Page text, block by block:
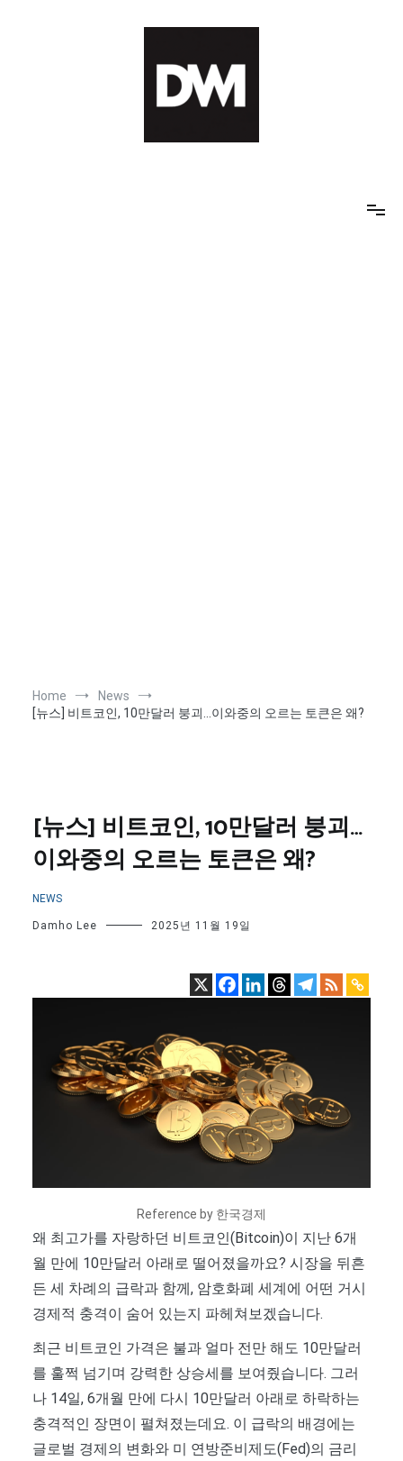
Home
News
[뉴스] 비트코인, 10만달러 붕괴…이와중의 오르는 토큰은 왜?
[뉴스] 비트코인, 10만달러 붕괴…
이와중의 오르는 토큰은 왜?
NEWS
Damho Lee 2025년 11월 19일
Reference by 한국경제
왜 최고가를 자랑하던 비트코인(Bitcoin)이 지난 6개
월 만에 10만달러 아래로 떨어졌을까요? 시장을 뒤흔
든 세 차례의 급락과 함께, 암호화폐 세계에 어떤 거시
경제적 충격이 숨어 있는지 파헤쳐보겠습니다.
최근 비트코인 가격은 불과 얼마 전만 해도 10만달러
를 훌쩍 넘기며 강력한 상승세를 보여줬습니다. 그러
나 14일, 6개월 만에 다시 10만달러 아래로 하락하는
충격적인 장면이 펼쳐졌는데요. 이 급락의 배경에는
글로벌 경제의 변화와 미 연방준비제도(Fed)의 금리